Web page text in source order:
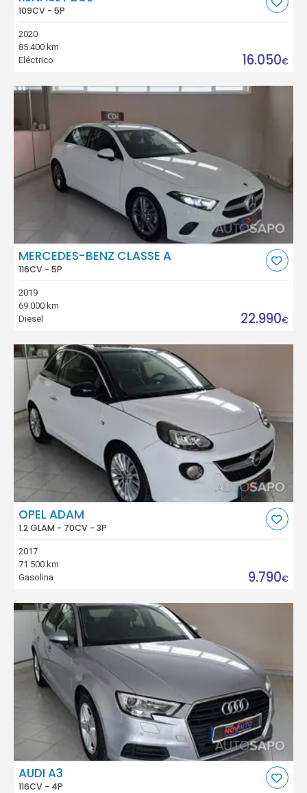
109CV - 5P
2020
85.400 km
Eléctrico
16.050€
MERCEDES-BENZ CLASSE A
116CV - 5P
2019
69.000 km
Diesel
22.990€
OPEL ADAM
1.2 GLAM - 70CV - 3P
2017
71.500 km
Gasolina
9.790€
AUDI A3
116CV - 4P